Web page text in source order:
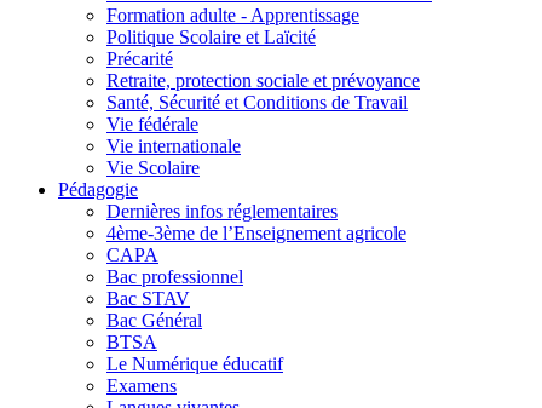
Formation adulte - Apprentissage
Politique Scolaire et Laïcité
Précarité
Retraite, protection sociale et prévoyance
Santé, Sécurité et Conditions de Travail
Vie fédérale
Vie internationale
Vie Scolaire
Pédagogie
Dernières infos réglementaires
4ème-3ème de l’Enseignement agricole
CAPA
Bac professionnel
Bac STAV
Bac Général
BTSA
Le Numérique éducatif
Examens